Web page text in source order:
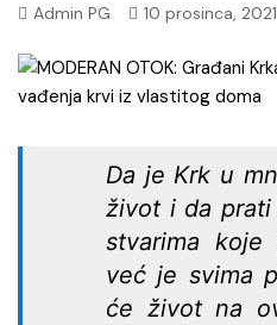
Admin PG 10 prosinca, 2021
Da je Krk u
život i da
stvarima koje
već je svima
će život na